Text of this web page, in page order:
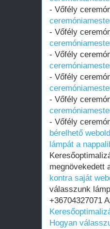
- Vőfély
- Vőfély
- Vőfély
- Vőfély
- Vőfély
- Vőfély
bérelhető
lámpát a
megnövekedett
kontra saját
válasszunk
+36704327071
Hogyan